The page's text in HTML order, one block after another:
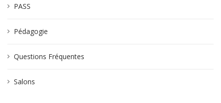
PASS
Pédagogie
Questions Fréquentes
Salons